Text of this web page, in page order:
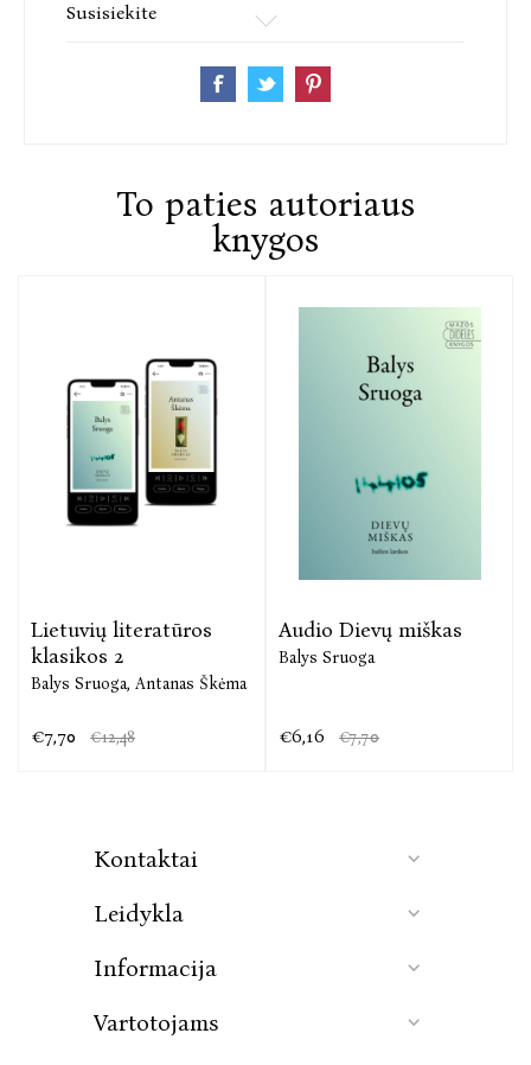
Susisiekite
To paties autoriaus
knygos
Lietuvių literatūros
klasikos 2
Balys Sruoga, Antanas Škėma
€7,70 €12,48
Audio Dievų miškas
Balys Sruoga
€6,16 €7,70
Kontaktai
Leidykla
Informacija
Vartotojams